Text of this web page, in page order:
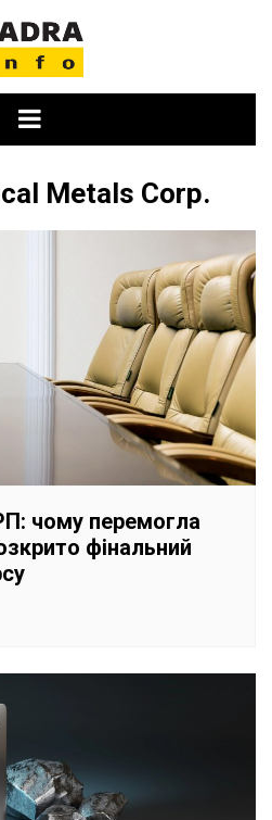
Metals Corp.
чому перемогла
фінальний